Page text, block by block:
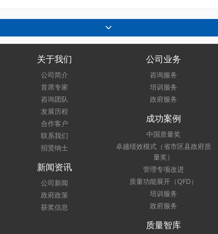
关于我们
公司简介
首席专家
咨询团队
发展历程
合作客户
联系我们
招贤纳士
公司业务
咨询服务
培训服务
政府服务
成功案例
中国质量奖
卓越绩效模式（省市区县政府质
量奖）
管理专项改进
质量功能展开（QFD）
培训服务
政府服务
新闻资讯
公司新闻
政府政策
获奖信息
质量智库